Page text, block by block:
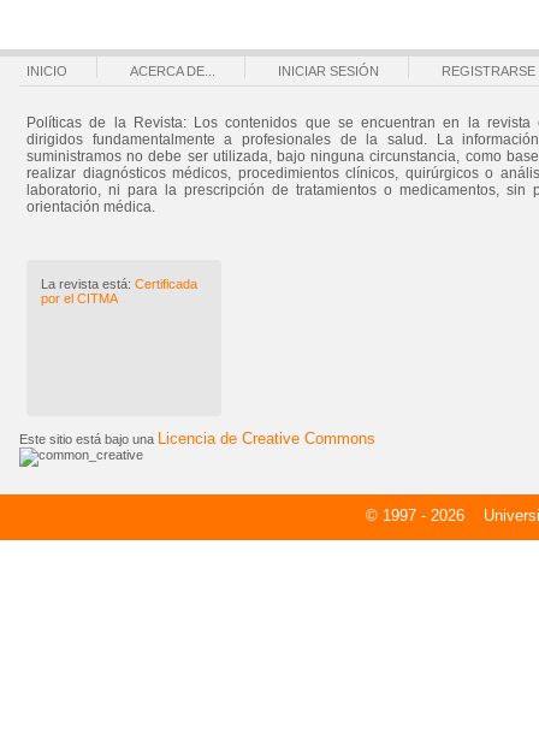
INICIO ACERCA DE... INICIAR SESIÓN REGISTRARSE
Políticas de la Revista: Los contenidos que se encuentran en la revista
dirigidos fundamentalmente a profesionales de la salud. La
suministramos no debe ser utilizada, bajo ninguna circunstancia, como
realizar diagnósticos médicos, procedimientos clínicos, quirúrgicos o
laboratorio, ni para la prescripción de tratamientos o medicamentos, sin
orientación médica.
La revista está: Certificada
por el CITMA
Este sitio está bajo una Licencia de Creative Commons
© 1997 - 2026